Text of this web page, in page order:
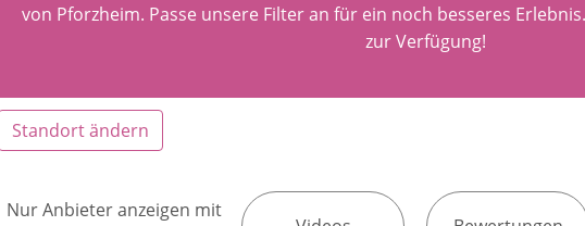
von Pforzheim. Passe unsere Filter an für ein noch besseres
zur Verfügung!
Standort ändern
Nur Anbieter anzeigen mit